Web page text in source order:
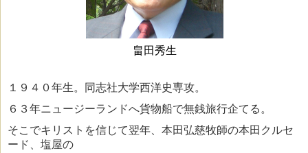
畠田秀生
１９４０年生。同志社大学西洋史専攻。
６３年ニュージーランドへ貨物船で無銭旅行企てる。
そこでキリストを信じて翌年、本田弘慈牧師の本田クルセ
ード、塩屋の